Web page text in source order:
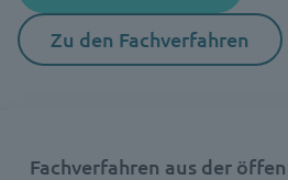
Zu den Fachverfahren
Fachverfahren aus der